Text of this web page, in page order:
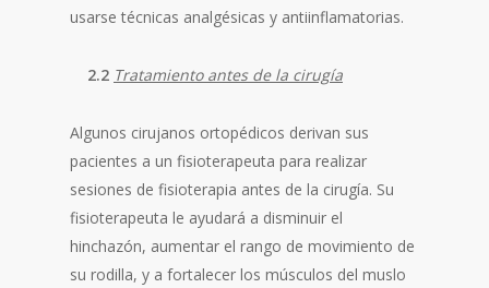
usarse técnicas analgésicas y antiinflamatorias.
2.2 Tratamiento antes de la cirugía
Algunos cirujanos ortopédicos derivan sus
pacientes a un fisioterapeuta para realizar
sesiones de fisioterapia antes de la cirugía. Su
fisioterapeuta le ayudará a disminuir el
hinchazón, aumentar el rango de movimiento de
su rodilla, y a fortalecer los músculos del muslo